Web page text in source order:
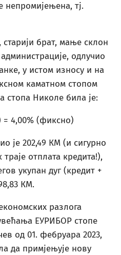
непромијењена, тј.
брат, мање склон
одлучио
у истом износу и на
каматном стопом
стопа Николе била је:
= 4,00% (фиксно)
је 202,49 КМ (и сигурно
отплата кредита!),
укупан дуг (кредит +
КМ.
разлога
ЕУРИБОР стопе
од 01. фебруара 2023,
да примјењује нову